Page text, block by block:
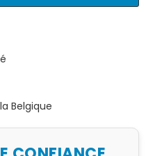
Belgique